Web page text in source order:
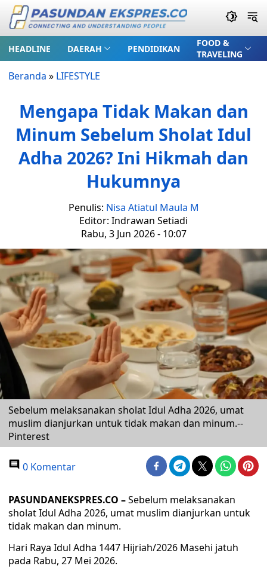
HEADLINE DAERAH PENDIDIKAN
FOOD &
TRAVELING
Beranda » LIFESTYLE
Mengapa Tidak Makan dan
Minum Sebelum Sholat Idul
Adha 2026? Ini Hikmah dan
Hukumnya
Penulis: Nisa Atiatul Maula M
Editor: Indrawan Setiadi
Rabu, 3 Jun 2026 - 10:07
Sebelum melaksanakan sholat Idul Adha 2026, umat
muslim dianjurkan untuk tidak makan dan minum.--
Pinterest
0 Komentar
PASUNDANEKSPRES.CO –Sebelum melaksanakan
sholat Idul Adha 2026, umat muslim dianjurkan untuk
tidak makan dan minum.
Hari Raya Idul Adha 1447 Hijriah/2026 Masehi jatuh
pada Rabu, 27 Mei 2026.